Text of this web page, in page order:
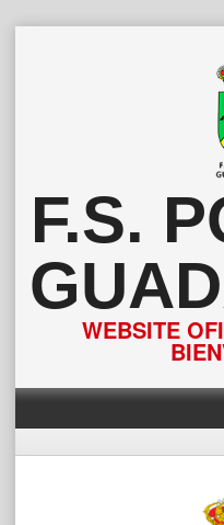
F.S.
WEBSITE